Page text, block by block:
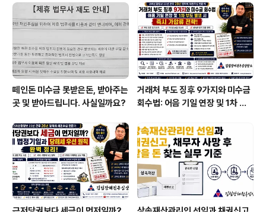
떼인돈 미수금 못받은돈, 받아주는
곳 및 받아드립니다. 사실일까요?
거래처 부도 징후 9가지와 미수금
회수법: 어음 기일 연장 및 1차 부